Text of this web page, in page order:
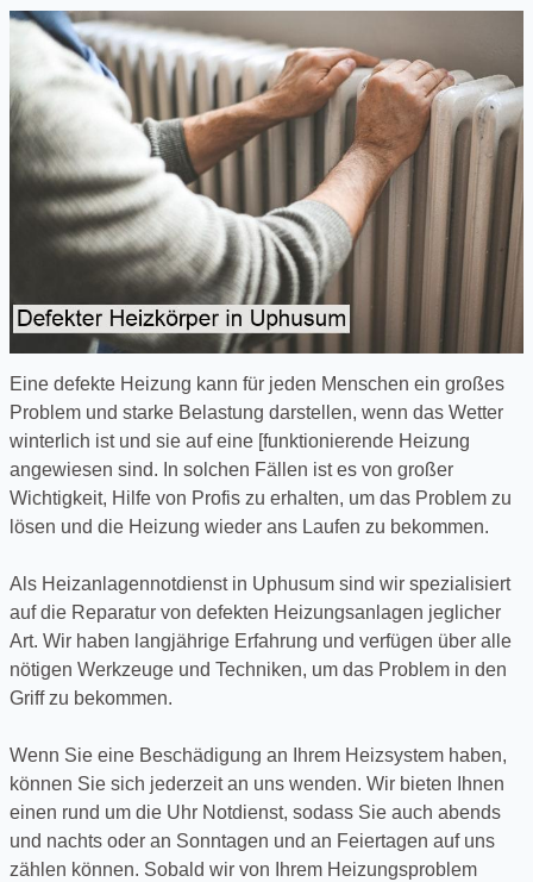
Eine defekte Heizung kann für jeden Menschen ein großes
Problem und starke Belastung darstellen, wenn das Wetter
winterlich ist und sie auf eine [funktionierende Heizung
angewiesen sind. In solchen Fällen ist es von großer
Wichtigkeit, Hilfe von Profis zu erhalten, um das Problem zu
lösen und die Heizung wieder ans Laufen zu bekommen.
Als Heizanlagennotdienst in Uphusum sind wir spezialisiert
auf die Reparatur von defekten Heizungsanlagen jeglicher
Art. Wir haben langjährige Erfahrung und verfügen über alle
nötigen Werkzeuge und Techniken, um das Problem in den
Griff zu bekommen.
Wenn Sie eine Beschädigung an Ihrem Heizsystem haben,
können Sie sich jederzeit an uns wenden. Wir bieten Ihnen
einen rund um die Uhr Notdienst, sodass Sie auch abends
und nachts oder an Sonntagen und an Feiertagen auf uns
zählen können. Sobald wir von Ihrem Heizungsproblem